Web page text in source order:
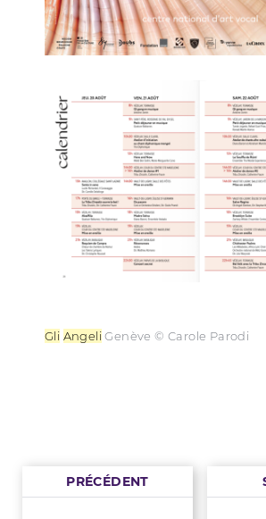
Gli AngeliGenève © Carole Parodi
PRÉCÉDENT